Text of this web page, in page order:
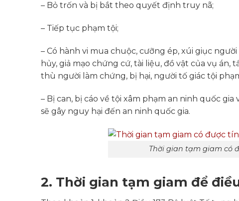
– Bỏ trốn và bị bắt theo quyết định truy nã;
– Tiếp tục phạm tội;
– Có hành vi mua chuộc, cưỡng ép, xúi giục
hủy, giả mạo chứng cứ, tài liệu, đồ vật của vụ
thù người làm chứng, bị hại, người tố giác tội
– Bị can, bị cáo về tội xâm phạm an ninh quốc
sẽ gây nguy hại đến an ninh quốc gia.
Thời gian tạm giam có
2. Thời gian tạm giam để